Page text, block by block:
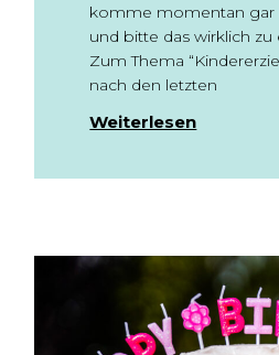
komme momentan gar
und bitte das wirklich zu
Zum Thema
nach den letzten
Weiterlesen